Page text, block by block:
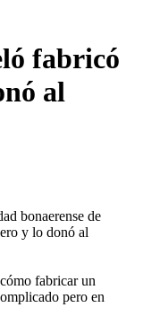
fabricó
al
bonaerense de
y lo donó al
fabricar un
pero en